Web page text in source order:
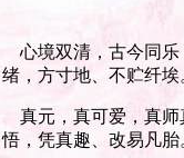
心境双清，古今同乐
绪，方寸地、不贮纤
真元，真可爱，真师
悟，凭真趣、改易凡